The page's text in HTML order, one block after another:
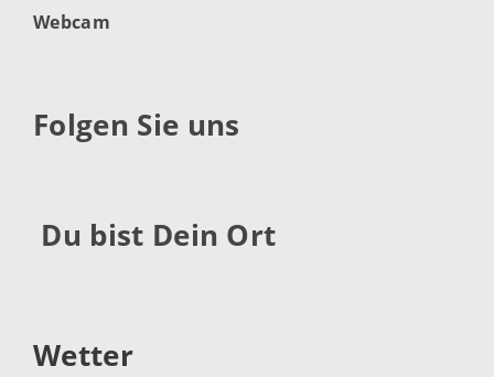
Webcam
Folgen Sie uns
Du bist Dein Ort
Wetter